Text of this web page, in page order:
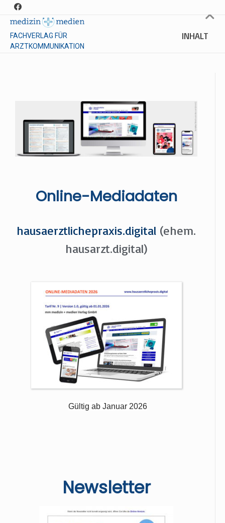
FACHVERLAG FÜR
ARZTKOMMUNIKATION
INHALT
Online-Mediadaten
hausaerztlichepraxis.digital (ehem.
hausarzt.digital)
Gültig ab Januar 2026
Newsletter